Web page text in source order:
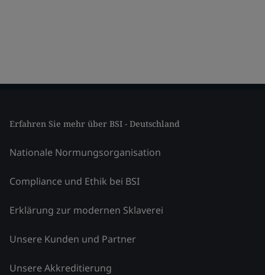
Erfahren Sie mehr über BSI - Deutschland
Nationale Normungsorganisation
Compliance und Ethik bei BSI
Erklärung zur modernen Sklaverei
Unsere Kunden und Partner
Unsere Akkreditierung